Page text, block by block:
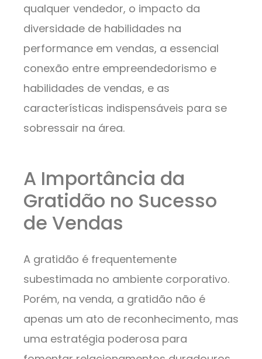
qualquer vendedor, o impacto da
diversidade de habilidades na
performance em vendas, a essencial
conexão entre empreendedorismo e
habilidades de vendas, e as
características indispensáveis para se
sobressair na área.
A Importância da
Gratidão no Sucesso
de Vendas
A gratidão é frequentemente
subestimada no ambiente corporativo.
Porém, na venda, a gratidão não é
apenas um ato de reconhecimento, mas
uma estratégia poderosa para